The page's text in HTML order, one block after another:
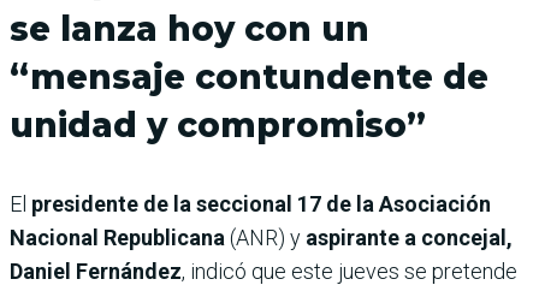
se lanza hoy con un
“mensaje contundente de
unidad y compromiso”
El presidente de la seccional 17 de la Asociación
Nacional Republicana (ANR) y aspirante a concejal,
Daniel Fernández, indicó que este jueves se pretende